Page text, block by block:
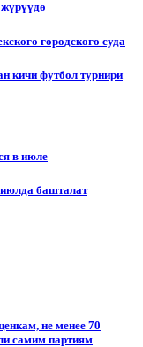
городского суда
кичи футбол турнири
в июле
башталат
не менее 70
самим партиям